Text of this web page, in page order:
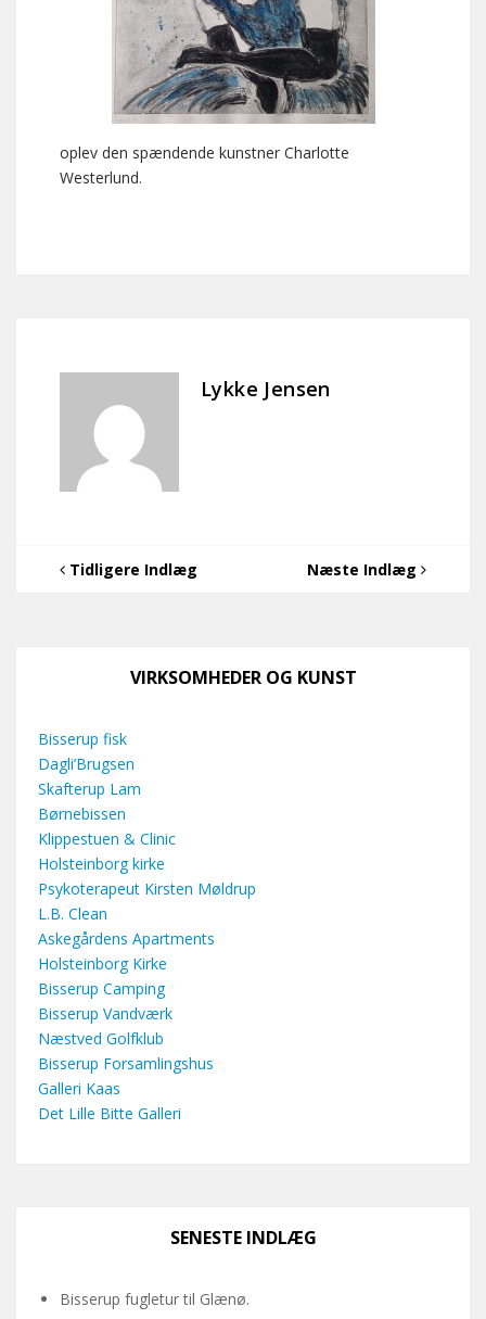
oplev den spændende kunstner Charlotte
Westerlund.
Lykke Jensen
Tidligere Indlæg Næste Indlæg
VIRKSOMHEDER OG KUNST
Bisserup fisk
Dagli’Brugsen
Skafterup Lam
Børnebissen
Klippestuen & Clinic
Holsteinborg kirke
Psykoterapeut Kirsten Møldrup
L.B. Clean
Askegårdens Apartments
Holsteinborg Kirke
Bisserup Camping
Bisserup Vandværk
Næstved Golfklub
Bisserup Forsamlingshus
Galleri Kaas
Det Lille Bitte Galleri
SENESTE INDLÆG
Bisserup fugletur til Glænø.